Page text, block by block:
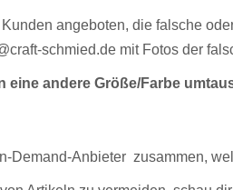
angeboten, die falsche
schmied.de mit Fotos der
eine andere Größe/Farbe
Demand-Anbieter zusammen,